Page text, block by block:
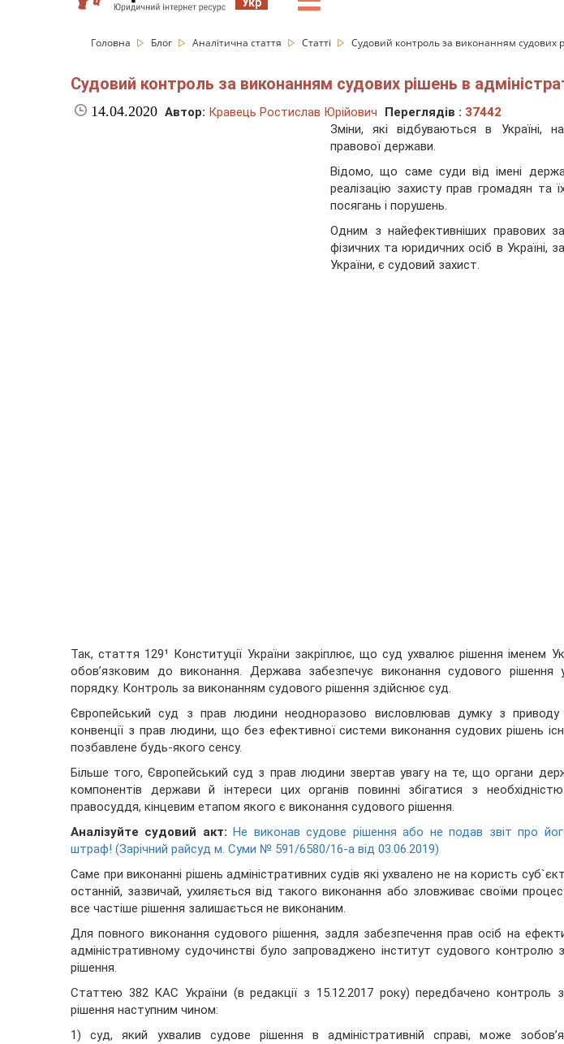
Головна Блог Аналітична стаття Статті Судовий контроль за виконанням судових
Судовий контроль за виконанням судових рішень в
14.04.2020 Автор: Кравець Ростислав Юрійович Переглядів : 37442
Зміни, які відбуваються в Україні,
правової держави.
Відомо, що саме суди від імені
реалізацію захисту прав громадян та
посягань і порушень.
Одним з найефективніших правових
фізичних та юридичних осіб в Україні,
України, є судовий захист.
Так, стаття 129¹ Конституції України закріплює, що суд ухвалює рішення іменем
обов’язковим до виконання. Держава забезпечує виконання судового рішення
порядку. Контроль за виконанням судового рішення здійснює суд.
Європейський суд з прав людини неодноразово висловлював думку з приводу
конвенції з прав людини, що без ефективної системи виконання судових рішень
позбавлене будь-якого сенсу.
Більше того, Європейський суд з прав людини звертав увагу на те, що органи
компонентів держави й інтереси цих органів повинні збігатися з
правосуддя, кінцевим етапом якого є виконання судового рішення.
Аналізуйте судовий акт: Не виконав судове рішення або не подав звіт про
штраф! (Зарічний райсуд м. Суми № 591/6580/16-а від 03.06.2019)
Саме при виконанні рішень адміністративних судів які ухвалено не на користь
останній, зазвичай, ухиляється від такого виконання або зловживає своїми
все частіше рішення залишається не виконаним.
Для повного виконання судового рішення, задля забезпечення прав осіб на
адміністративному судочинстві було запроваджено інститут судового контролю
рішення.
Статтею 382 КАС України (в редакції з 15.12.2017 року) передбачено контроль
рішення наступним чином:
1) суд, який ухвалив судове рішення в адміністративній справі, може